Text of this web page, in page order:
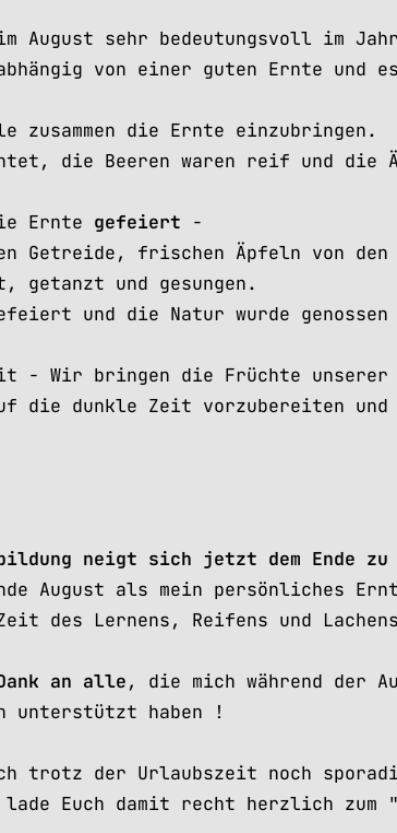
August sehr bedeutungsvoll im
von einer guten Ernte
die Ernte einzubringen.
die Beeren waren reif und
Ernte gefeiert -
Getreide, frischen Äpfeln von den
getanzt und gesungen.
und die Natur wurde
- Wir bringen die Früchte
die dunkle Zeit vorzubereiten und
neigt sich jetzt dem Ende zu
August als mein persönliches
des Lernens, Reifens und
an alle, die mich während der
unterstützt haben !
trotz der Urlaubszeit noch
lade Euch damit recht herzlich